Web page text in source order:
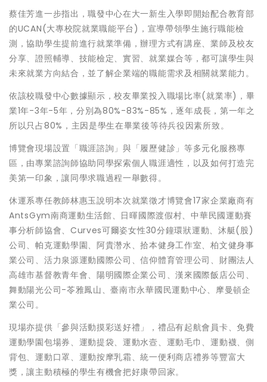
蔡佳芳進一步指出，職發中心在大一新生入學即開始配合教育部
的UCAN(大專校院就業職能平台)，宣導帶領學生施行職能檢
測，協助學生提前進行就業準備，辦理方式有講座、業師及校友
分享、證照輔導、技能檢定、實習、就業媒合等，都可讓學生與
未來就業方向結合，並了解企業端的職能需求及相關就業能力。
依該校職發中心數據顯示，校友畢業投入職場比率(就業率)，畢
業1年-3年-5年，分別為80%-83%-85%，逐年成長，第一年之
所以只占80%，主因是學生在畢業後等待兵役因素所致。
博覽會現場設置「職涯諮詢」與「履歷健診」等多元化服務專
區，由專業諮詢師協助同學探索個人職涯適性，以及如何打造完
美第一印象，讓同學求職過程一舉數得。
休運系專任教師林惠玉說明本次就業徵才博覽會17家企業廠商有
AntsGym南商運動生活館、日暉國際渡假村、中華民國運動賽
事分析師協會、Curves可爾姿女性30分鐘環狀運動、沐艇(股)
公司、帕克運動學園、阿貴濳水、拾本健身工作室、柏文健身事
業公司、活力泉源運動國際公司、信仰體育管理公司、財團法人
高雄市基督教青年會、陽明國際企業公司、漢來國際飯店公司、
舞動陽光公司-苓雅鳳山、臺南市永華國民運動中心、摩曼頓企
業公司。
現場亦提供「參與活動摸彩送好禮」，禮品有起航會員卡、免費
運動學園包場券、運動提袋、運動水壼、運動毛巾、運動襪、側
背包、運動口罩、運動按摩乳霜、統一便利商店禮券等豐富大
獎，讓主動積極的學生有機會把好康帶回家。